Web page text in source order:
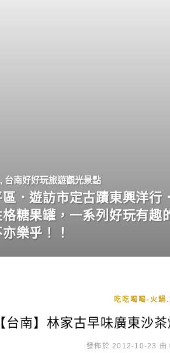
, 台南好好玩旅遊觀光景點
．遊訪市定古蹟東興洋行
糖果罐，一系列好玩有趣
樂乎！！
吃吃喝喝-火鍋.
【台南】林家古早味廣東沙
發佈於 2012-10-23 由